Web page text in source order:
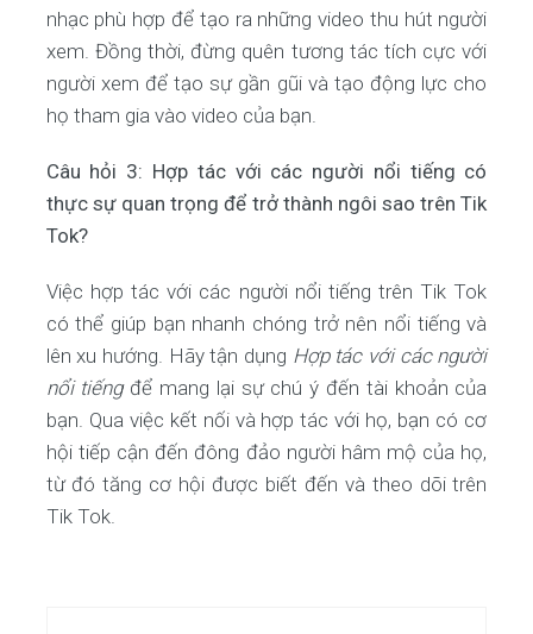
nhạc phù hợp để tạo ra những video thu hút người
xem. Đồng thời, đừng quên tương tác tích cực với
người xem để tạo sự gần gũi và tạo động lực cho
họ tham gia vào video của bạn.
Câu hỏi 3: Hợp tác với các người nổi tiếng có
thực sự quan trọng để trở thành ngôi sao trên Tik
Tok?
Việc hợp tác với các người nổi tiếng trên Tik Tok
có thể giúp bạn nhanh chóng trở nên nổi tiếng và
lên xu hướng. Hãy tận dụng Hợp tác với các người
nổi tiếngđể mang lại sự chú ý đến tài khoản của
bạn. Qua việc kết nối và hợp tác với họ, bạn có cơ
hội tiếp cận đến đông đảo người hâm mộ của họ,
từ đó tăng cơ hội được biết đến và theo dõi trên
Tik Tok.